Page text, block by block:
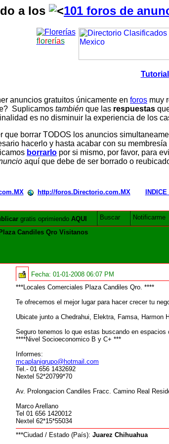
a los 101 foros de
florerías
anuncios gratuitos únicamente en foros muy
Suplicamos también que las respuestas
es no disminuir la experiencia de los
que borrar TODOS los anuncios
hacerlo y hasta acabar con su
borrarlo por si mismo, por favor, para
aquí que debe de ser borrado o
http://foros.Directorio.com.MX
gratis oprimiendo AQUI Buscar Notificarme
Candiles Qro Visitanos
Fecha: 01-01-2008 06:07 PM
***Locales Comerciales Plaza Candiles Qro. ****
Te ofrecemos el mejor lugar para hacer crecer tu
Ubicate junto a Chedrahui, Elektra, Famsa, Harmon
Seguro tenemos lo que estas buscando en espacios
****Nivel Socioeconomico B y C+ ***
Informes:
mcaplanigrupo@hotmail.com
Tel.- 01 656 1432692
Nextel 52*20799*70
Av. Prolongacion Candiles Fracc. Camino Real
Marco Arellano
Tel 01 656 1420012
Nextel 62*15*55034
***Ciudad / Estado (País): Juarez Chihuahua